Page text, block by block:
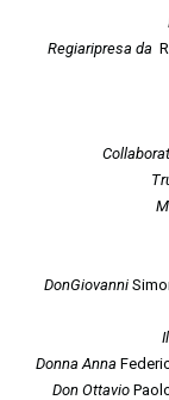
Regiaripresa da
DonGiovanni
Donna Anna
Don Ottavio